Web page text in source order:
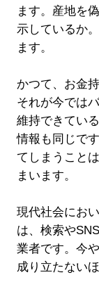
ます。産地を
示しているか
ます。
かつて、お金
それが今では
維持できてい
情報も同じで
てしまうこと
まいます。
現代社会にお
は、検索や
業者です。今
成り立たない